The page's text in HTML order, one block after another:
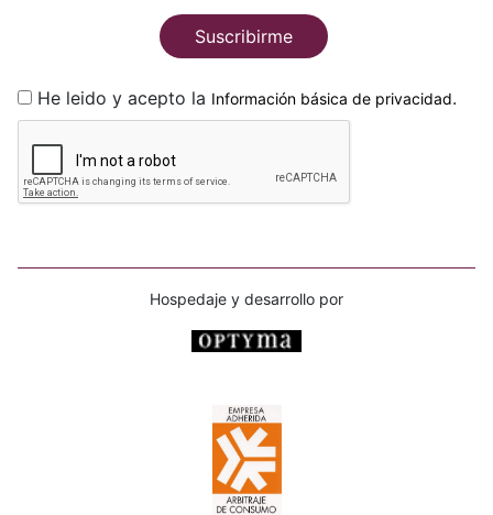
Suscribirme
He leido y acepto la Información básica de privacidad.
Hospedaje y desarrollo por